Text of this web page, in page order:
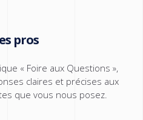
pros
« Foire aux Questions »,
claires et précises aux
que vous nous posez.